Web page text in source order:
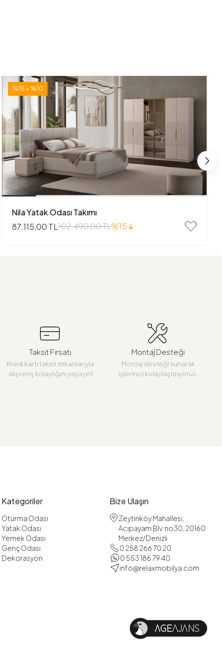
%15 + %10
Nila Yatak Odası Takımı
87.115,00 TL102.490,00 TL%15
Taksit Fırsatı
Kredi kartı taksit imkanlarıyla
alışveriş kolaylığını yaşayın!
Montaj Desteği
Montaj desteği sunarak
işlerinizi kolaylaştırıyoruz.
Kategoriler
Oturma Odası
Yatak Odası
Yemek Odası
Genç Odası
Dekorasyon
Bize Ulaşın
Zeytinköy Mahallesi,
Acıpayam Blv. no30, 20160
Merkez/Denizli
0 258 266 70 20
0 553 186 79 40
info@relaxmobilya.com